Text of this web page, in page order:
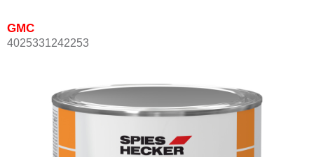
GMC
4025331242253